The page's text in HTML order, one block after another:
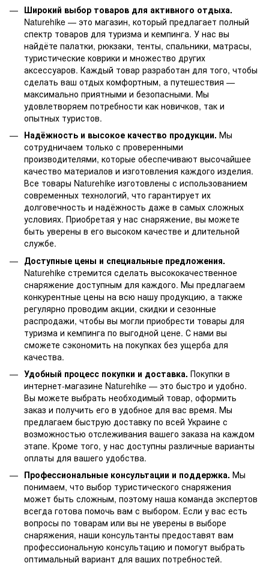
Широкий выбор товаров для активного отдыха.
Naturehike — это магазин, который предлагает полный
спектр товаров для туризма и кемпинга. У нас вы
найдёте палатки, рюкзаки, тенты, спальники, матрасы,
туристические коврики и множество других
аксессуаров. Каждый товар разработан для того, чтобы
сделать ваш отдых комфортным, а путешествия —
максимально приятными и безопасными. Мы
удовлетворяем потребности как новичков, так и
опытных туристов.
Надёжность и высокое качество продукции. Мы
сотрудничаем только с проверенными
производителями, которые обеспечивают высочайшее
качество материалов и изготовления каждого изделия.
Все товары Naturehike изготовлены с использованием
современных технологий, что гарантирует их
долговечность и надёжность даже в самых сложных
условиях. Приобретая у нас снаряжение, вы можете
быть уверены в его высоком качестве и длительной
службе.
Доступные цены и специальные предложения.
Naturehike стремится сделать высококачественное
снаряжение доступным для каждого. Мы предлагаем
конкурентные цены на всю нашу продукцию, а также
регулярно проводим акции, скидки и сезонные
распродажи, чтобы вы могли приобрести товары для
туризма и кемпинга по выгодной цене. С нами вы
сможете сэкономить на покупках без ущерба для
качества.
Удобный процесс покупки и доставка. Покупки в
интернет-магазине Naturehike — это быстро и удобно.
Вы можете выбрать необходимый товар, оформить
заказ и получить его в удобное для вас время. Мы
предлагаем быструю доставку по всей Украине с
возможностью отслеживания вашего заказа на каждом
этапе. Кроме того, у нас доступны различные варианты
оплаты для вашего удобства.
Профессиональные консультации и поддержка. Мы
понимаем, что выбор туристического снаряжения
может быть сложным, поэтому наша команда экспертов
всегда готова помочь вам с выбором. Если у вас есть
вопросы по товарам или вы не уверены в выборе
снаряжения, наши консультанты предоставят вам
профессиональную консультацию и помогут выбрать
оптимальный вариант для ваших потребностей.